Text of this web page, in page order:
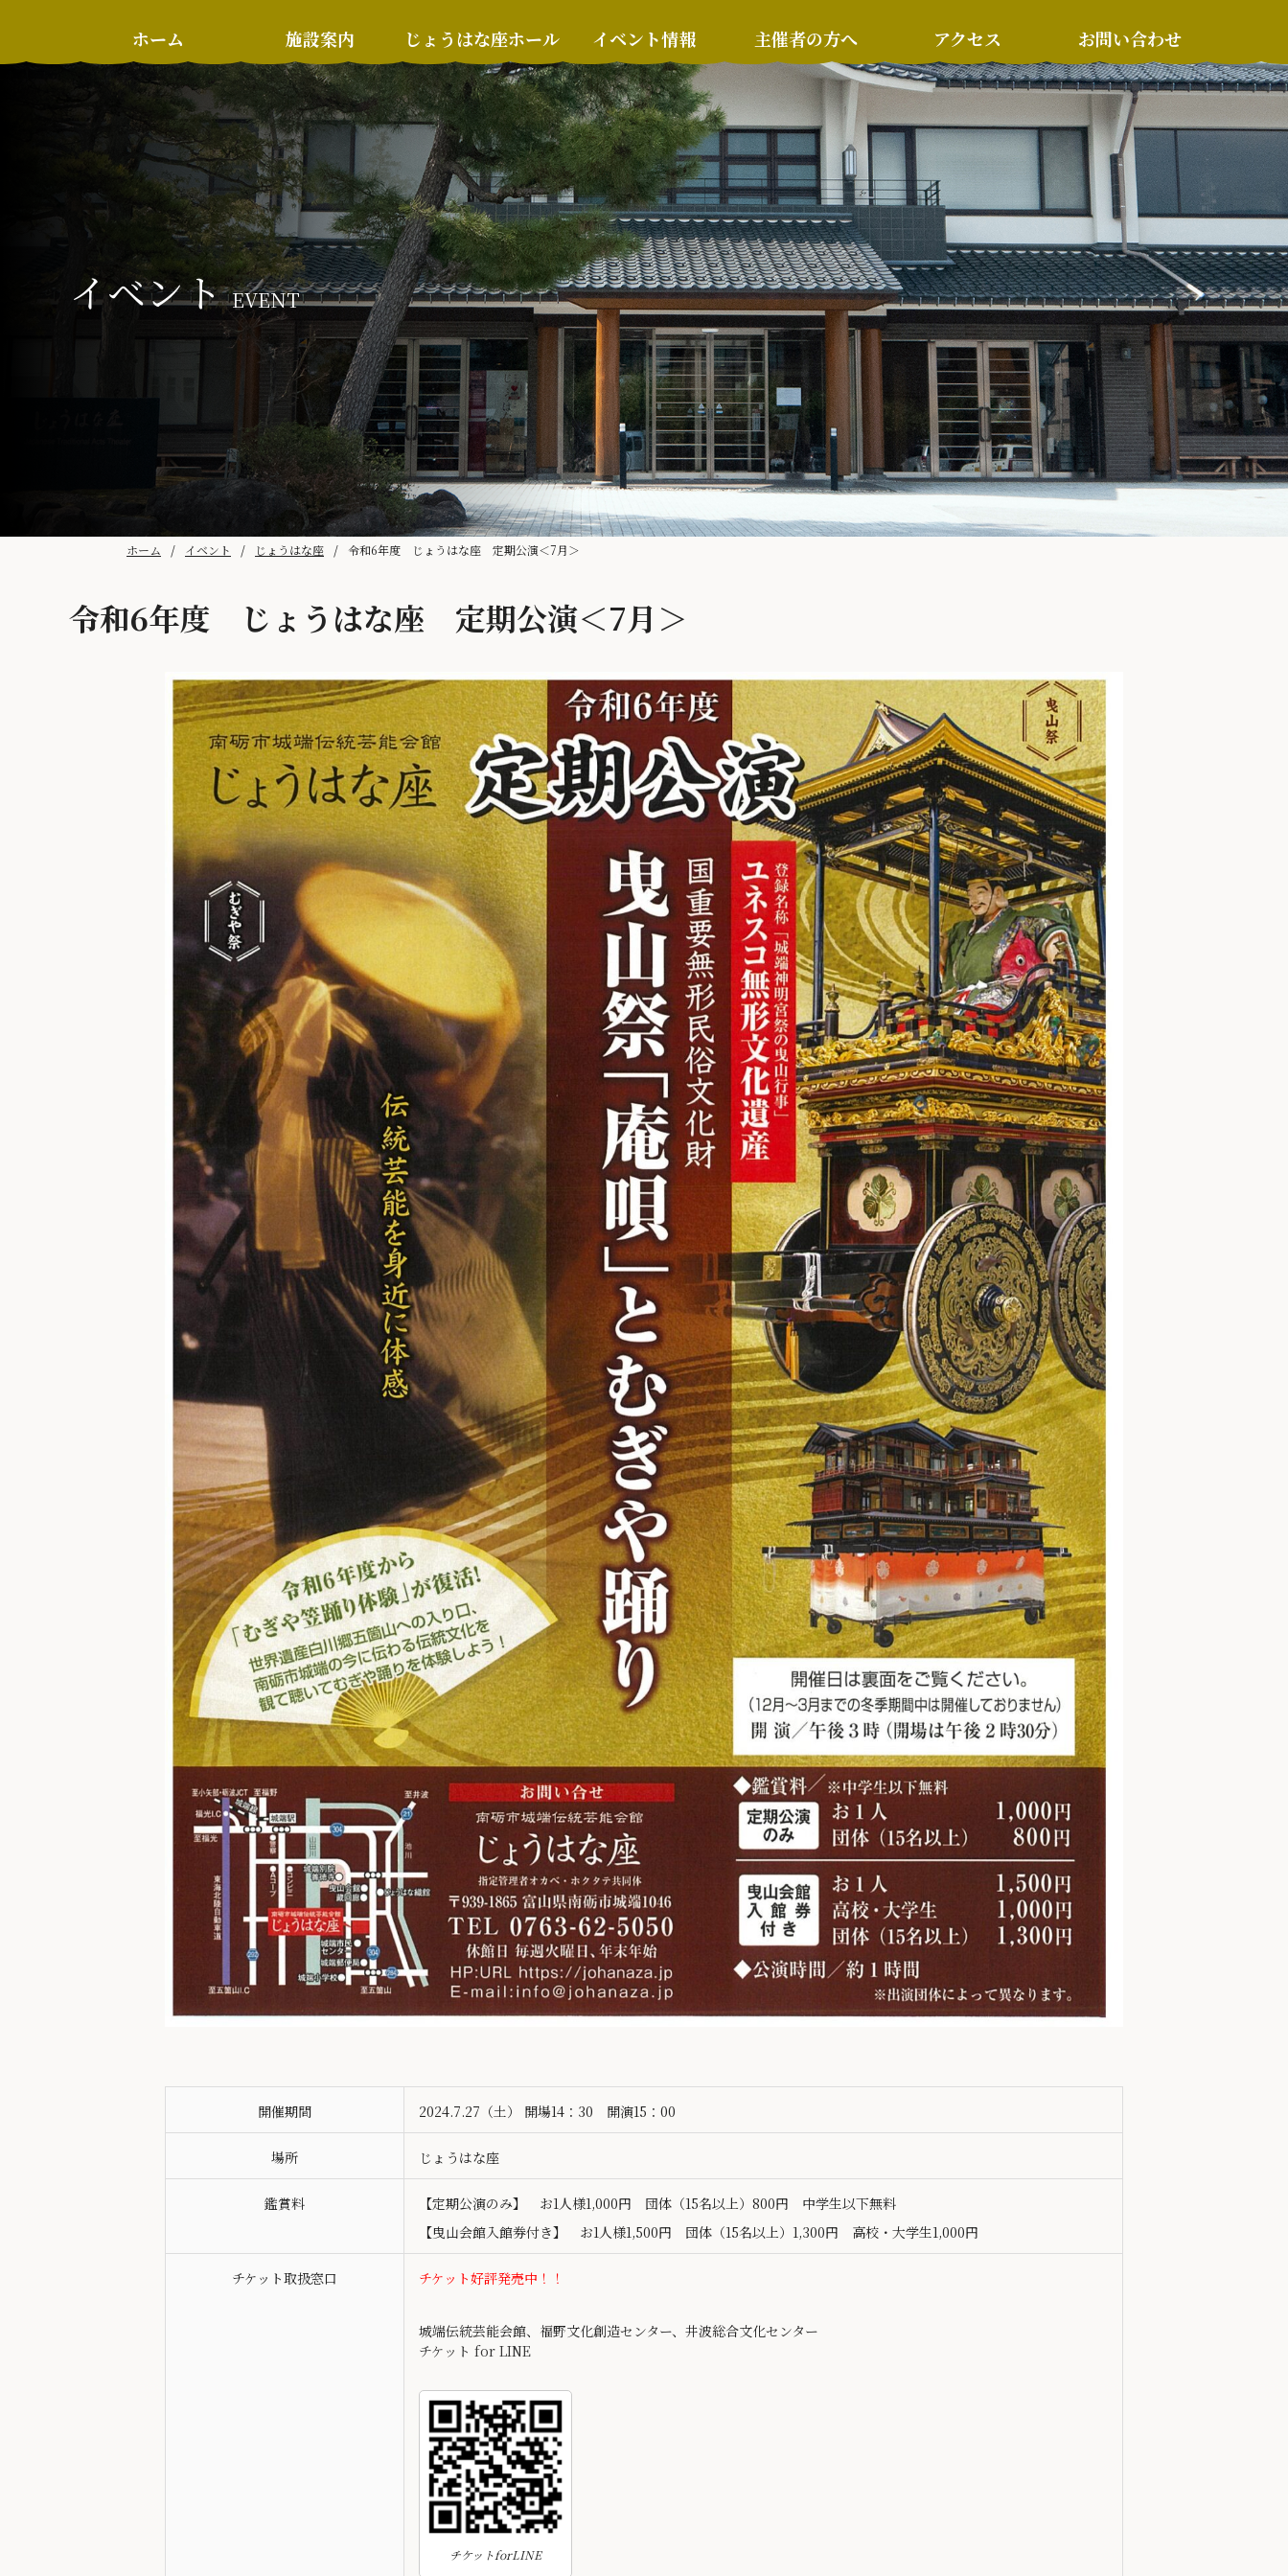
ホーム 施設案内 じょうはな座ホール イベント情報 主催者の方へ アクセス お問い合わせ
イベント EVENT
ホーム イベント じょうはな座 令和6年度 じょうはな座 定期公演＜7月＞
令和6年度 じょうはな座 定期公演＜7月＞
開催期間 2024.7.27（土） 開場14：30 開演15：00
場所 じょうはな座
鑑賞料
【定期公演のみ】 お1人様1,000円 団体（15名以上）800円 中学生以下無料
【曳山会館入館券付き】 お1人様1,500円 団体（15名以上）1,300円 高校・大学生1,000円
チケット取扱窓口 チケット好評発売中！！
城端伝統芸能会館、福野文化創造センター、井波総合文化センター
チケット for LINE
チケットforLINE